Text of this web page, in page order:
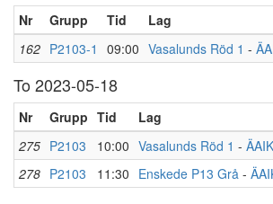
Nr Grupp Tid Lag
162 P2103-1 09:00 Vasalunds Röd 1 -
To 2023-05-18
Nr Grupp Tid Lag
275 P2103 10:00 Vasalunds Röd 1 -
278 P2103 11:30 Enskede P13 Grå -